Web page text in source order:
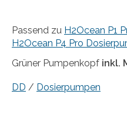
Passend zu H2Ocean P1
H2Ocean P4 Pro
Grüner Pumpenkopf inkl.
DD / Dosierpumpen